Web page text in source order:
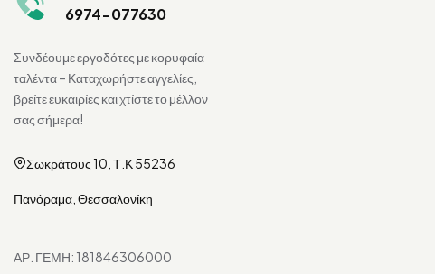
6974-077630
Συνδέουμε εργοδότες με κορυφαία
ταλέντα – Καταχωρήστε αγγελίες,
βρείτε ευκαιρίες και χτίστε το μέλλον
σας σήμερα!
Σωκράτους 10, Τ.Κ 55236
Πανόραμα, Θεσσαλονίκη
ΑΡ. ΓΕΜΗ: 181846306000